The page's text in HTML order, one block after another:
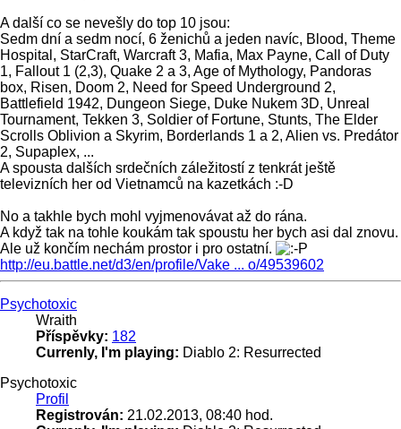
A další co se nevešly do top 10 jsou:
Sedm dní a sedm nocí, 6 ženichů a jeden navíc, Blood, Theme
Hospital, StarCraft, Warcraft 3, Mafia, Max Payne, Call of Duty
1, Fallout 1 (2,3), Quake 2 a 3, Age of Mythology, Pandoras
box, Risen, Doom 2, Need for Speed Underground 2,
Battlefield 1942, Dungeon Siege, Duke Nukem 3D, Unreal
Tournament, Tekken 3, Soldier of Fortune, Stunts, The Elder
Scrolls Oblivion a Skyrim, Borderlands 1 a 2, Alien vs. Predátor
2, Supaplex, ...
A spousta dalších srdečních záležitostí z tenkrát ještě
televizních her od Vietnamců na kazetkách :-D
No a takhle bych mohl vyjmenovávat až do rána.
A když tak na tohle koukám tak spoustu her bych asi dal znovu.
Ale už končím nechám prostor i pro ostatní.
http://eu.battle.net/d3/en/profile/Vake ... o/49539602
Nahoru
Psychotoxic
Wraith
Příspěvky: 182
Currenly, I'm playing: Diablo 2: Resurrected
Psychotoxic
Profil
Registrován: 21.02.2013, 08:40 hod.